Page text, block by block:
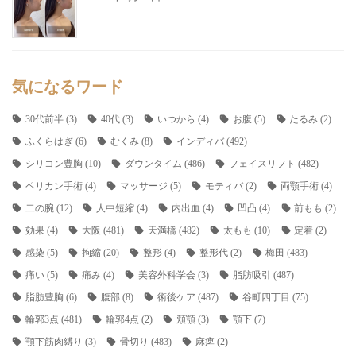
気になるワード
30代前半(3) 40代(3) いつから (4) お腹 (5) たるみ (2)
ふくらはぎ(6) むくみ(8) インディバ (492)
シリコン豊胸 (10) ダウンタイム (486) フェイスリフト (482)
ペリカン手術(4) マッサージ (5) モティバ (2) 両顎手術 (4)
二の腕 (12) 人中短縮(4) 内出血 (4) 凹凸 (4) 前もも (2)
効果(4) 大阪 (481) 天満橋 (482) 太もも (10) 定着 (2)
感染 (5) 拘縮(20) 整形 (4) 整形代 (2) 梅田 (483)
痛い(5) 痛み(4) 美容外科学会 (3) 脂肪吸引 (487)
脂肪豊胸 (6) 腹部(8) 術後ケア (487) 谷町四丁目 (75)
輪郭3点 (481) 輪郭4点 (2) 頬顎 (3) 顎下 (7)
顎下筋肉縛り (3) 骨切り (483) 麻痺 (2)